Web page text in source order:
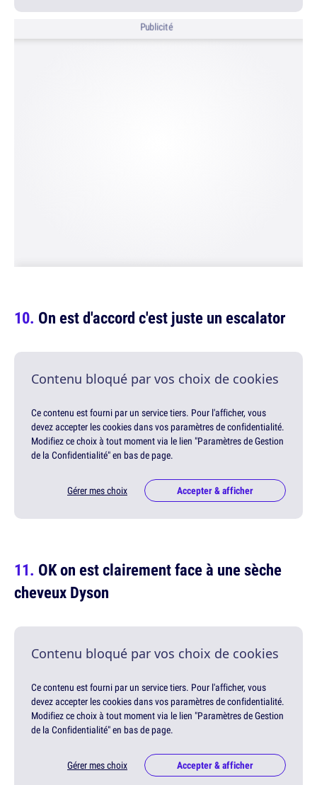
Publicité
On est d'accord c'est juste un escalator
Contenu bloqué par vos choix de cookies
Ce contenu est fourni par un service tiers. Pour l'afficher, vous
devez accepter les cookies dans vos paramètres de confidentialité.
Modifiez ce choix à tout moment via le lien "Paramètres de Gestion
de la Confidentialité" en bas de page.
Gérer mes choix Accepter & afficher
OK on est clairement face à une sèche
cheveux Dyson
Contenu bloqué par vos choix de cookies
Ce contenu est fourni par un service tiers. Pour l'afficher, vous
devez accepter les cookies dans vos paramètres de confidentialité.
Modifiez ce choix à tout moment via le lien "Paramètres de Gestion
de la Confidentialité" en bas de page.
Gérer mes choix Accepter & afficher